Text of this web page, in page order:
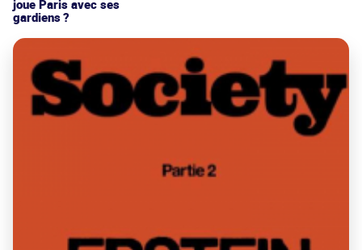
joue Paris avec ses
gardiens ?